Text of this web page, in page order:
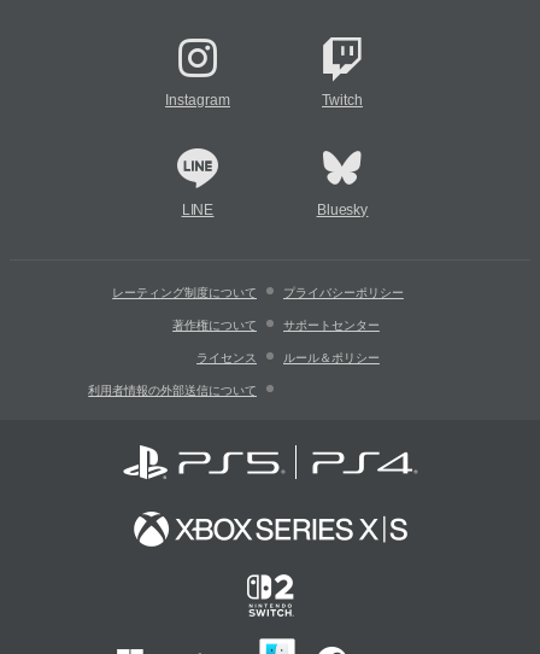
Instagram Twitch
LINE Bluesky
レーティング制度について プライバシーポリシー
著作権について サポートセンター
ライセンス ルール＆ポリシー
利用者情報の外部送信について